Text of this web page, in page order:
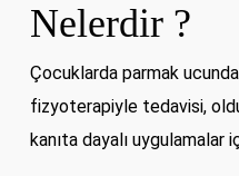
Nelerdir ?
Çocuklarda parmak
fizyoterapiyle tedavisi,
kanıta dayalı uygulamalar